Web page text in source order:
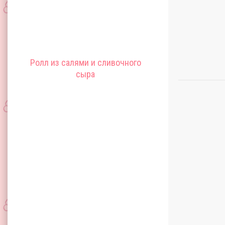
Ролл из салями и сливочного
сыра